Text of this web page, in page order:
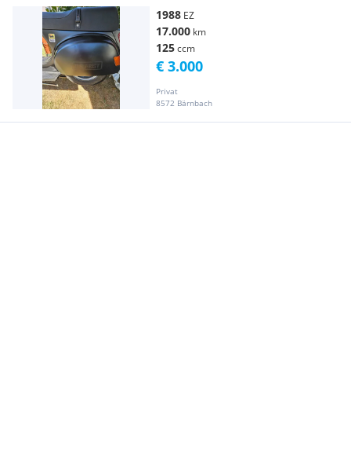
1988 EZ
17.000 km
125ccm
Privat
8572 Bärnbach
€ 3.000